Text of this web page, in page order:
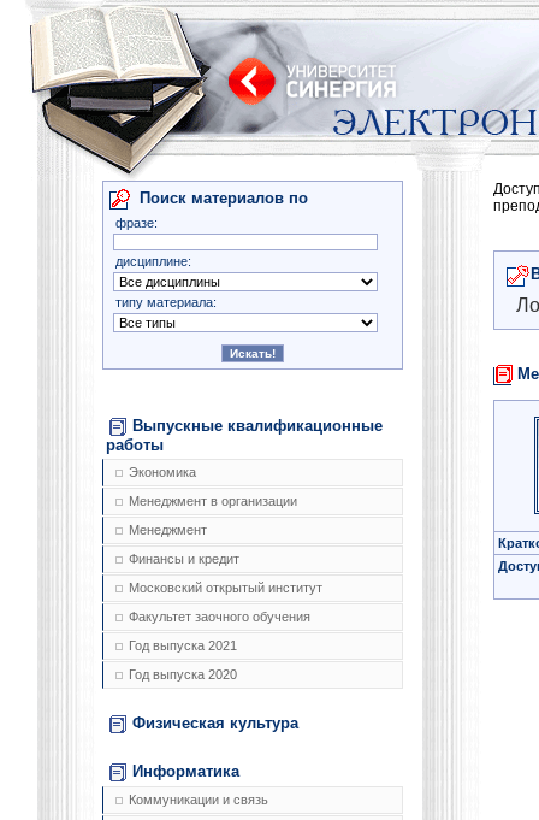
Поиск материалов по
фразе:
дисциплине:
типу материала:
Выпускные квалификационные
работы
Экономика
Менеджмент в организации
Менеджмент
Финансы и кредит
Московский открытый институт
Факультет заочного обучения
Год выпуска 2021
Год выпуска 2020
Физическая культура
Информатика
Коммуникации и связь